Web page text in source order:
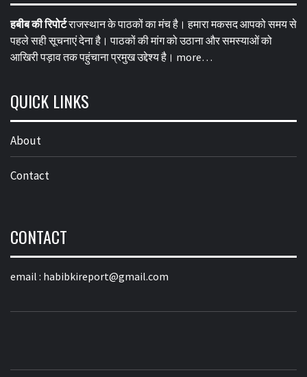
हबीब की रिपोर्टराजस्थान के पाठकों का मंच है। हमारा मकसद आपको समय से
पहले सही सूचनाएं देना है। पाठकों की मांग को उठाना और समस्याओं को
आखिरी पड़ाव तक पहुंचाना प्रमुख उद्देश्य है। more…
QUICK LINKS
About
Contact
CONTACT
email : habibkireport@gmail.com